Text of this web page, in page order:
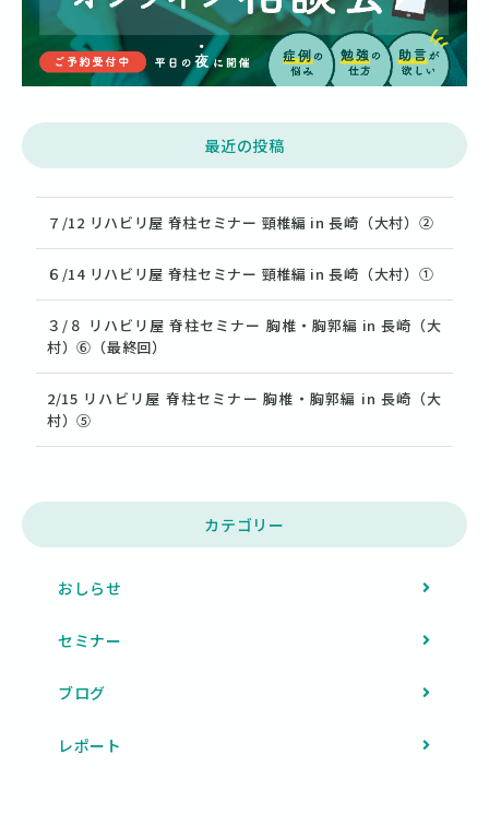
最近の投稿
７/12 リハビリ屋 脊柱セミナー 頸椎編 in 長崎（大村）②
６/14 リハビリ屋 脊柱セミナー 頸椎編 in 長崎（大村）①
３/８ リハビリ屋 脊柱セミナー 胸椎・胸郭編 in 長崎（大
村）⑥（最終回）
2/15 リハビリ屋 脊柱セミナー 胸椎・胸郭編 in 長崎（大
村）⑤
カテゴリー
おしらせ
セミナー
ブログ
レポート